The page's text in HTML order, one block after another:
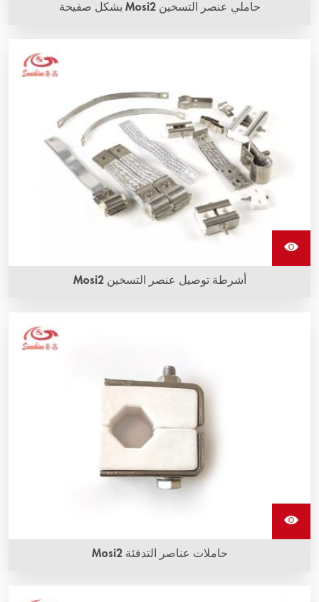
حاملي عنصر التسخين Mosi2 بشكل صفيحة
أشرطة توصيل عنصر التسخين Mosi2
حاملات عناصر التدفئة Mosi2